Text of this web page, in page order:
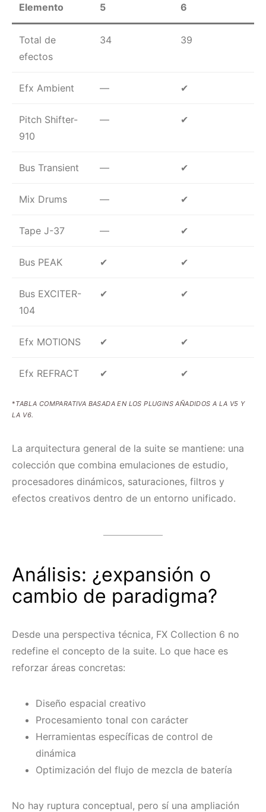
Elemento
5
6
Total de
efectos
34 39
Efx Ambient — ✔
Pitch Shifter-
910
— ✔
Bus Transient — ✔
Mix Drums — ✔
Tape J-37 — ✔
Bus PEAK ✔ ✔
Bus EXCITER-
104
✔ ✔
Efx MOTIONS ✔ ✔
Efx REFRACT ✔ ✔
*TABLA COMPARATIVA BASADA EN LOS PLUGINS AÑADIDOS A LA V5 Y
LA V6.
La arquitectura general de la suite se mantiene: una
colección que combina emulaciones de estudio,
procesadores dinámicos, saturaciones, filtros y
efectos creativos dentro de un entorno unificado.
Análisis: ¿expansión o
cambio de paradigma?
Desde una perspectiva técnica, FX Collection 6 no
redefine el concepto de la suite. Lo que hace es
reforzar áreas concretas:
Diseño espacial creativo
Procesamiento tonal con carácter
Herramientas específicas de control de
dinámica
Optimización del flujo de mezcla de batería
No hay ruptura conceptual, pero sí una ampliación